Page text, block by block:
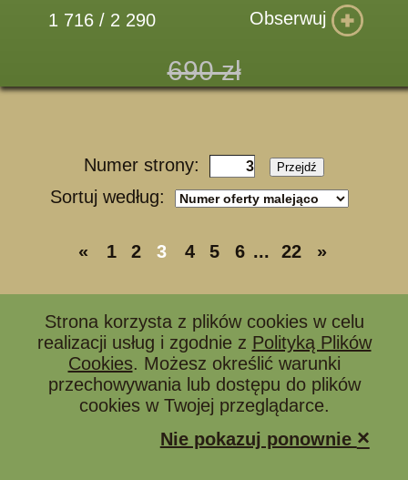
1 716 / 2 290 Obserwuj
690 zł
Numer strony: Przejdź
Sortuj według:
« 1 2 3 4 5 6 ... 22 »
Artykuły promowane
Strona korzysta z plików cookies w celu
realizacji usług i zgodnie z Polityką Plików
Cookies. Możesz określić warunki
przechowywania lub dostępu do plików
cookies w Twojej przeglądarce.
Nie pokazuj ponownie ×